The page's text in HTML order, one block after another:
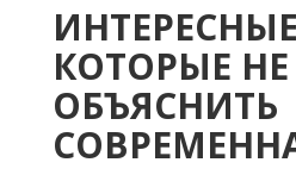
КОТОРЫЕ
ОБЪЯСНИТЬ